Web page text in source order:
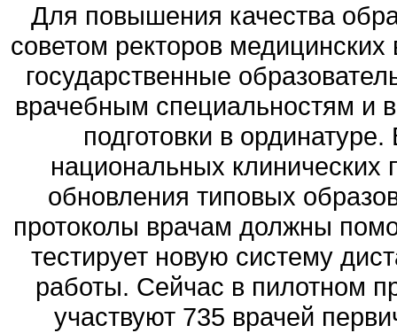
Для повышения качества
советом ректоров
государственные
врачебным специальностям и
подготовки в
национальных клинических
обновления типовых
протоколы врачам должны
тестирует новую систему
работы. Сейчас в пилотном
участвуют 735 врачей